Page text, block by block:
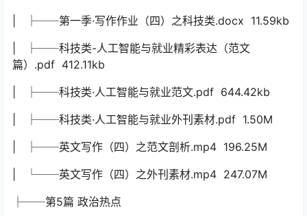
| ├──第一季·写作作业（四）之科技类.docx 11.59kb
| ├──科技类-人工智能与就业精彩表达（范文
篇）.pdf 412.11kb
| ├──科技类·人工智能与就业范文.pdf 644.42kb
| ├──科技类·人工智能与就业外刊素材.pdf 1.50M
| ├──英文写作（四）之范文剖析.mp4 196.25M
| └──英文写作（四）之外刊素材.mp4 247.07M
├──第5篇 政治热点